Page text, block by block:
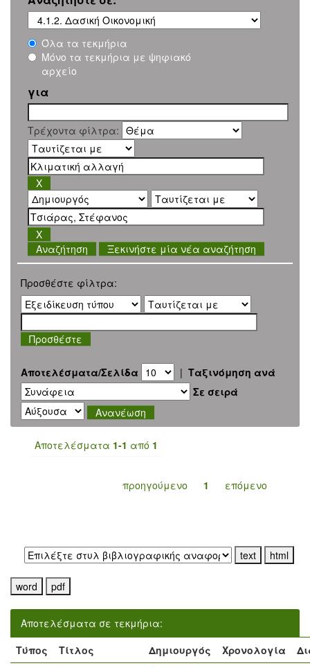
Όλα τα τεκμήρια
Μόνο τα τεκμήρια με ψηφιακό
αρχείο
για
Τρέχοντα φίλτρα:
Ξεκινήστε μία νέα αναζήτηση
Προσθέστε φίλτρα:
Αποτελέσματα/Σελίδα | Ταξινόμηση ανά
Σε σειρά
Αποτελέσματα 1-1 από 1
προηγούμενο 1 επόμενο
Αποτελέσματα σε τεκμήρια:
Τύπος
Τίτλος Δημιουργός Χρονολογία